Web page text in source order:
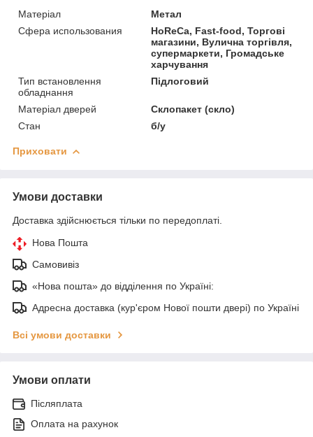
Матеріал
Метал
Сфера использования
HoReCa, Fast-food, Торгові
магазини, Вулична торгівля,
супермаркети, Громадське
харчування
Тип встановлення
обладнання
Підлоговий
Матеріал дверей
Склопакет (скло)
Стан
б/у
Приховати
Умови доставки
Доставка здійснюється тільки по передоплаті.
Нова Пошта
Самовивіз
«Нова пошта» до відділення по Україні:
Адресна доставка (кур'єром Нової пошти двері) по Україні
Всі умови доставки
Умови оплати
Післяплата
Оплата на рахунок